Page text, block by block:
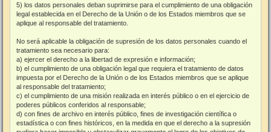
5) los datos personales deban suprimirse para el cumplimiento de una obligación
legal establecida en el Derecho de la Unión o de los Estados miembros que se
aplique al responsable del tratamiento.
No será aplicable la obligación de supresión de los datos personales cuando el
tratamiento sea necesario para:
a) ejercer el derecho a la libertad de expresión e información;
b) el cumplimiento de una obligación legal que requiera el tratamiento de datos
impuesta por el Derecho de la Unión o de los Estados miembros que se aplique
al responsable del tratamiento;
c) el cumplimiento de una misión realizada en interés público o en el ejercicio de
poderes públicos conferidos al responsable;
d) con fines de archivo en interés público, fines de investigación científica o
estadística o con fines históricos, en la medida en que el derecho a la supresión